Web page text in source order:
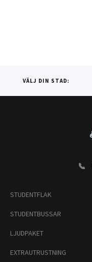
VÄLJ DIN STAD:
STUDENTFLAK
STUDENTBUSSAR
LJUDPAKET
EXTRAUTRUSTNING